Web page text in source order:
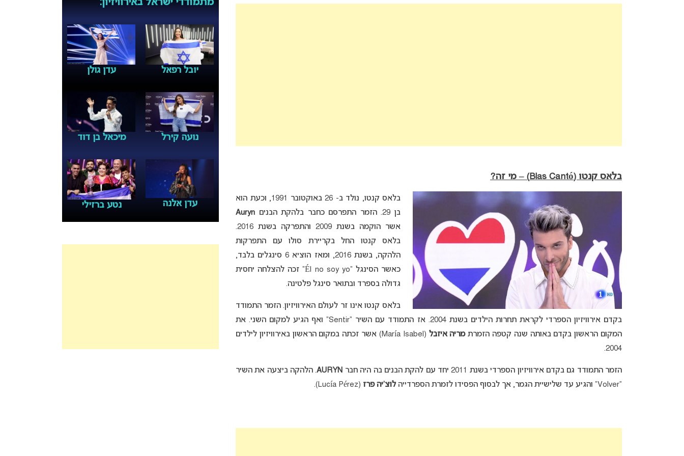
בלאס קנטו (Blas Cantó) – מי זה?
בלאס קנטו, נולד ב- 26 באוקטובר 1991, וכעת הוא
בן 29. הזמר התפרסם כחבר בלהקת הבנים
Auryn
אשר הוקמה בשנת 2009 והתפרקה בשנת 2016.
בלאס קנטו החל בקריירת סולו עם התפרקות
הלהקה, בשנת 2016, ומאז הוציא 6 סינגלים בלבד,
כאשר הסינגל “Él no soy yo” זכה להצלחה יחסית
גדולה בספרד ובתואר סינגל פלטינה.
בלאס קנטו אינו זר לעולם האירוויזיון. הזמר התמודד
בקדם אירוויזיון הספרדי לקראת תחרות הילדים בשנת 2004. אז התמודד עם השיר “Sentir” ואף הגיע למקום השני. את
המקום הראשון בקדם באותה שנה קטפה הזמרתמריה איזבל
(María Isabel) אשר זכתה במקום הראשון באירוויזיון לילדים
2004.
הזמר התמודד גם בקדם אירוויזיון הספרדי בשנת 2011 יחד עם להקת הבנים בה היה חבר AURYN. הלהקה ביצעה את השיר
“Volver” והגיע עד שלישיית הגמר, אך לבסוף הפסידו לזמרת הספרדייה
לוצ’יה פרז (Lucía Pérez).
מתמודדי ישראל באירוויזיון:
יובל רפאל עדן גולן
נועה קירל מיכאל בן דוד
עדן אלנה נטע ברזילי